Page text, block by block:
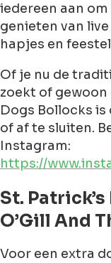
iedereen aan
genieten van
hapjes en
Of je nu de
zoekt of gewoon
Dogs Bollocks
of af te sluiten.
Instagram:
https://
St.
O’Gill And
Voor een extra